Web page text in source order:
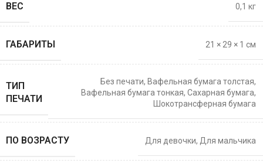
ВЕС 0,1 кг
ГАБАРИТЫ 21 × 29 × 1 см
ТИП
ПЕЧАТИ
Без печати, Вафельная бумага толстая,
Вафельная бумага тонкая, Сахарная бумага,
Шокотрансферная бумага
ПО ВОЗРАСТУ Для девочки, Для мальчика